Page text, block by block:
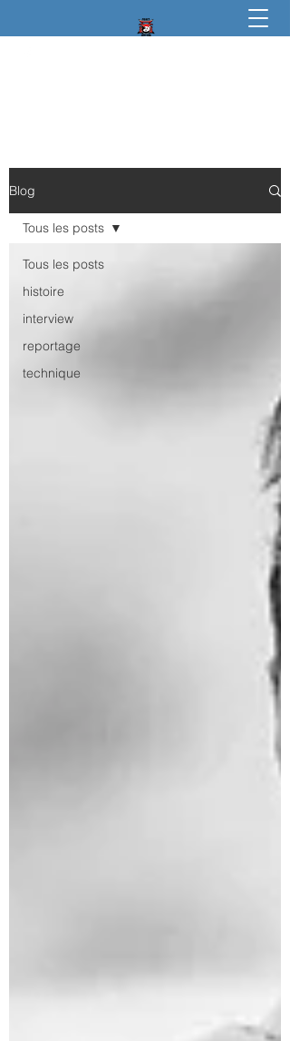
Blog
Tous les posts
histoire
interview
reportage
technique
Tous les posts